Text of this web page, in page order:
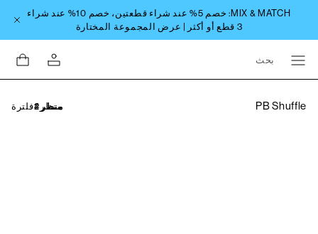
بحث
PB Shuffle فلترة